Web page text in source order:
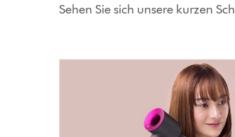
Sehen Sie sich unsere kurzen